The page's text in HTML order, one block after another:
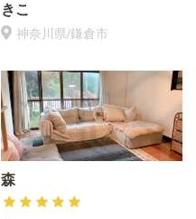
きこ
神奈川県/鎌倉市
森